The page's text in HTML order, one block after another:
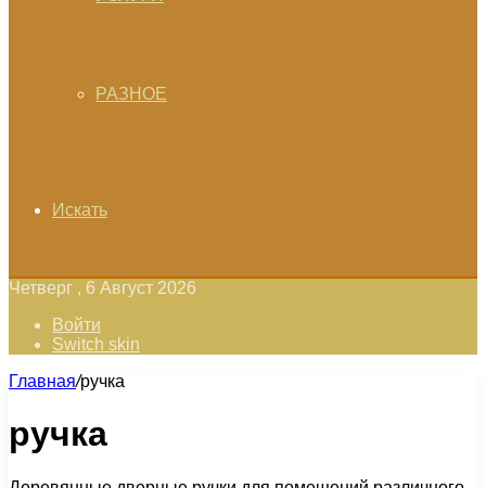
РАЗНОЕ
Искать
Четверг , 6 Август 2026
Войти
Switch skin
Главная/ручка
ручка